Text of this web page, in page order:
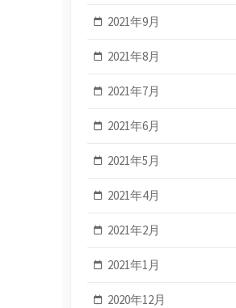
2021年9月
2021年8月
2021年7月
2021年6月
2021年5月
2021年4月
2021年2月
2021年1月
2020年12月